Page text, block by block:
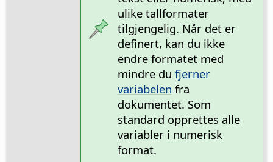
ulike tallformater
tilgjengelig. Når det er
definert, kan du ikke
endre formatet med
mindre du fjerner
variabelen fra
dokumentet. Som
standard opprettes alle
variabler i numerisk
format.